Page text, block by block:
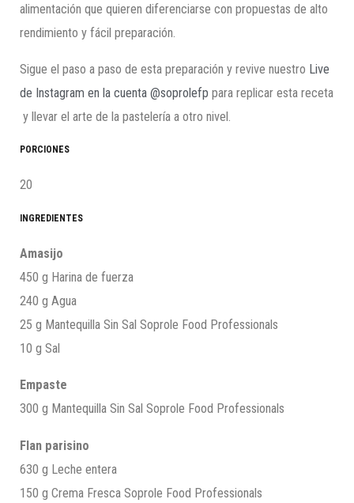
alimentación que quieren diferenciarse con propuestas de alto
rendimiento y fácil preparación.
Sigue el paso a paso de esta preparación y revive nuestro Live
de Instagram en la cuenta @soprolefp para replicar esta receta
y llevar el arte de la pastelería a otro nivel.
PORCIONES
20
INGREDIENTES
Amasijo
450 g Harina de fuerza
240 g Agua
25 g Mantequilla Sin Sal Soprole Food Professionals
10 g Sal
Empaste
300 g Mantequilla Sin Sal Soprole Food Professionals
Flan parisino
630 g Leche entera
150 g Crema Fresca Soprole Food Professionals